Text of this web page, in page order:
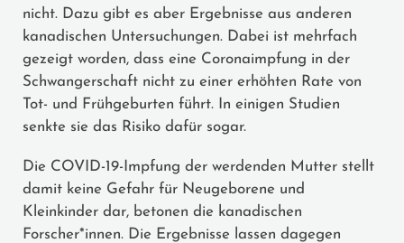
nicht. Dazu gibt es aber Ergebnisse aus anderen
kanadischen Untersuchungen. Dabei ist mehrfach
gezeigt worden, dass eine Coronaimpfung in der
Schwangerschaft nicht zu einer erhöhten Rate von
Tot- und Frühgeburten führt. In einigen Studien
senkte sie das Risiko dafür sogar.
Die COVID-19-Impfung der werdenden Mutter stellt
damit keine Gefahr für Neugeborene und
Kleinkinder dar, betonen die kanadischen
Forscher*innen. Die Ergebnisse lassen dagegen